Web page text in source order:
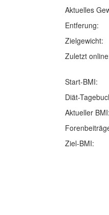
Aktuelles
Entferung:
Zielgewicht:
Zuletzt
Start-BMI:
Diät-
Aktueller BMI:
Ziel-BMI: